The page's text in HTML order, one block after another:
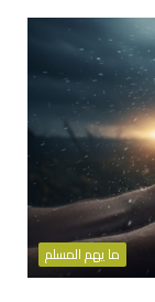
ما يهم المسلم